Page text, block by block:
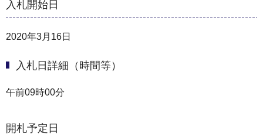
入札開始日
2020年3月16日
入札日詳細（時間等）
午前09時00分
開札予定日